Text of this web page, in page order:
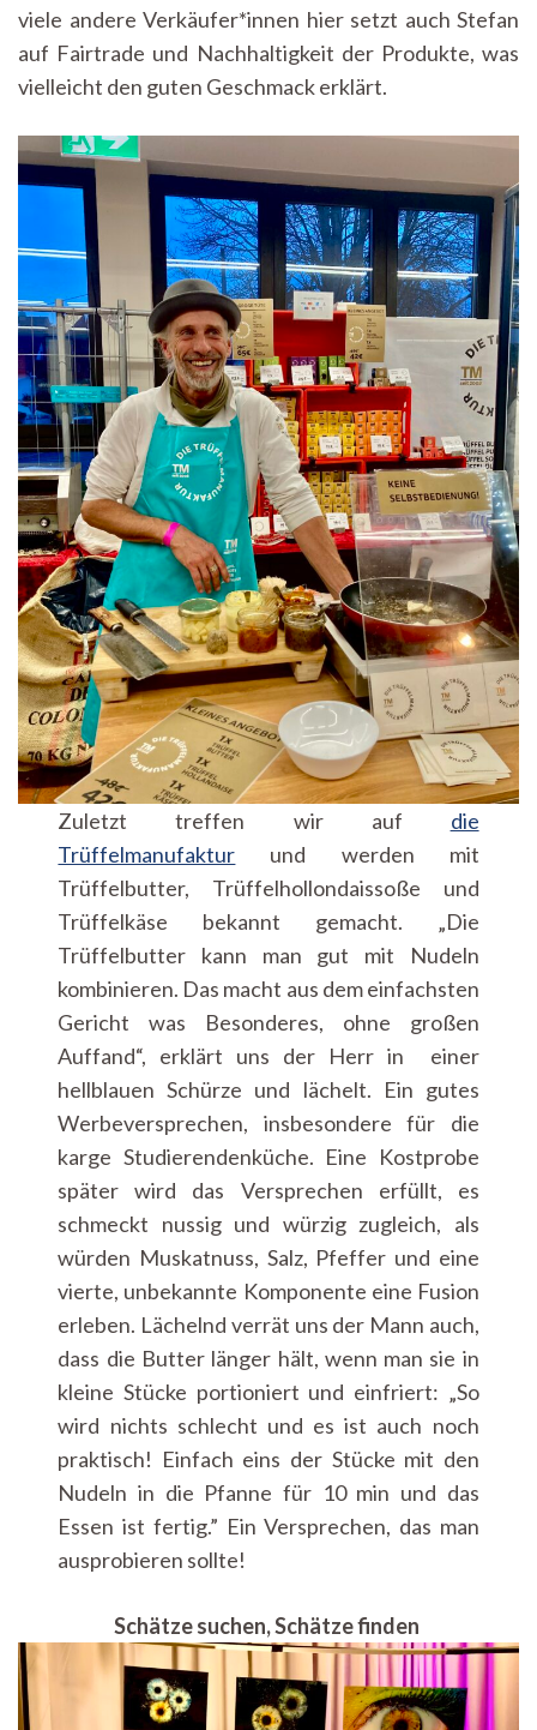
viele andere Verkäufer*innen hier setzt auch Stefan
auf Fairtrade und Nachhaltigkeit der Produkte, was
vielleicht den guten Geschmack erklärt.
Zuletzt treffen wir auf die
Trüffelmanufaktur und werden mit
Trüffelbutter, Trüffelhollondaissoße und
Trüffelkäse bekannt gemacht. „Die
Trüffelbutter kann man gut mit Nudeln
kombinieren. Das macht aus dem einfachsten
Gericht was Besonderes, ohne großen
Auffand“, erklärt uns der Herr in einer
hellblauen Schürze und lächelt. Ein gutes
Werbeversprechen, insbesondere für die
karge Studierendenküche. Eine Kostprobe
später wird das Versprechen erfüllt, es
schmeckt nussig und würzig zugleich, als
würden Muskatnuss, Salz, Pfeffer und eine
vierte, unbekannte Komponente eine Fusion
erleben. Lächelnd verrät uns der Mann auch,
dass die Butter länger hält, wenn man sie in
kleine Stücke portioniert und einfriert: „So
wird nichts schlecht und es ist auch noch
praktisch! Einfach eins der Stücke mit den
Nudeln in die Pfanne für 10 min und das
Essen ist fertig.” Ein Versprechen, das man
ausprobieren sollte!
Schätze suchen, Schätze finden